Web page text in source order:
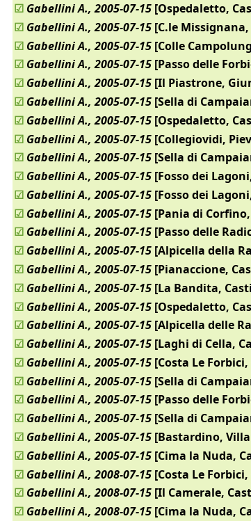
☑ Gabellini A., 2005-07-15[Ospedaletto,
☑ Gabellini A., 2005-07-15[C.le
☑ Gabellini A., 2005-07-15[Colle
☑ Gabellini A., 2005-07-15[Passo delle
☑ Gabellini A., 2005-07-15[Il Piastrone,
☑ Gabellini A., 2005-07-15[Sella di
☑ Gabellini A., 2005-07-15[Ospedaletto,
☑ Gabellini A., 2005-07-15[Collegiovidi,
☑ Gabellini A., 2005-07-15[Sella di
☑ Gabellini A., 2005-07-15[Fosso dei
☑ Gabellini A., 2005-07-15[Fosso dei
☑ Gabellini A., 2005-07-15[Pania di
☑ Gabellini A., 2005-07-15[Passo delle
☑ Gabellini A., 2005-07-15[Alpicella della
☑ Gabellini A., 2005-07-15[Pianaccione,
☑ Gabellini A., 2005-07-15[La Bandita,
☑ Gabellini A., 2005-07-15[Ospedaletto,
☑ Gabellini A., 2005-07-15[Alpicella delle
☑ Gabellini A., 2005-07-15[Laghi di Cella,
☑ Gabellini A., 2005-07-15[Costa Le
☑ Gabellini A., 2005-07-15[Sella di
☑ Gabellini A., 2005-07-15[Passo delle
☑ Gabellini A., 2005-07-15[Sella di
☑ Gabellini A., 2005-07-15[Bastardino,
☑ Gabellini A., 2005-07-15[Cima la Nuda,
☑ Gabellini A., 2008-07-15[Costa Le
☑ Gabellini A., 2008-07-15[Il Camerale,
☑ Gabellini A., 2008-07-15[Cima la Nuda,